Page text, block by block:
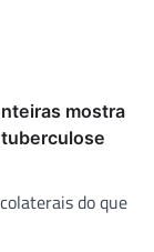
mostra
do que